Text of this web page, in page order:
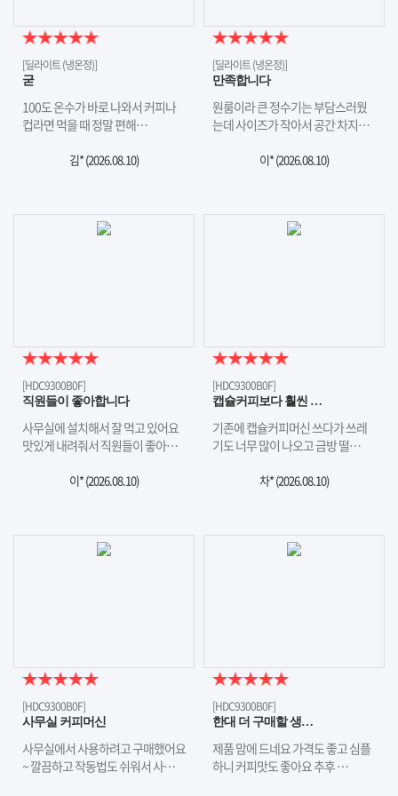
[딜라이트 (냉온정)]
굳
100도 온수가 바로 나와서 커피나
컵라면 먹을 때 정말 편해…
김* (2026.08.10)
[딜라이트 (냉온정)]
만족합니다
원룸이라 큰 정수기는 부담스러웠
는데 사이즈가 작아서 공간 차지…
이* (2026.08.10)
[HDC9300B0F]
직원들이 좋아합니다
사무실에 설치해서 잘 먹고 있어요
맛있게 내려줘서 직원들이 좋아…
이* (2026.08.10)
[HDC9300B0F]
캡슐커피보다 훨씬 …
기존에 캡슐커피머신 쓰다가 쓰레
기도 너무 많이 나오고 금방 떨…
차* (2026.08.10)
[HDC9300B0F]
사무실 커피머신
사무실에서 사용하려고 구매했어요
~ 깔끔하고 작동법도 쉬워서 사…
[HDC9300B0F]
한대 더 구매할 생…
제품 맘에 드네요 가격도 좋고 심플
하니 커피맛도 좋아요 추후 …